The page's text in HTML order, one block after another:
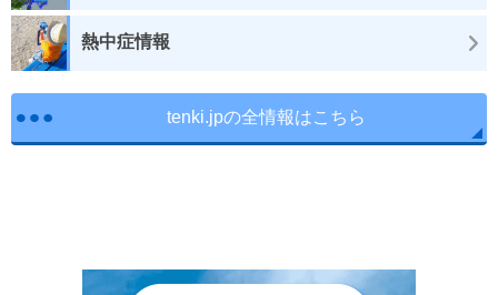
熱中症情報
tenki.jpの全情報はこちら